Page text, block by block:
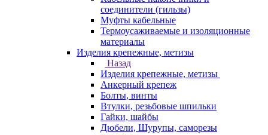
соединители (гильзы)
Муфты кабельные
Термоусаживаемые и изоляционные
материалы
Изделия крепежные, метизы
Назад
Изделия крепежные, метизы
Анкерный крепеж
Болты, винты
Втулки, резьбовые шпильки
Гайки, шайбы
Дюбели, Шурупы, саморезы